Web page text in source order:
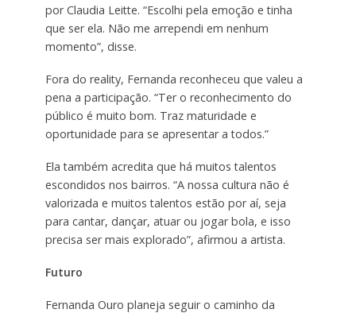
por Claudia Leitte. “Escolhi pela emoção e tinha
que ser ela. Não me arrependi em nenhum
momento”, disse.
Fora do reality, Fernanda reconheceu que valeu a
pena a participação. “Ter o reconhecimento do
público é muito bom. Traz maturidade e
oportunidade para se apresentar a todos.”
Ela também acredita que há muitos talentos
escondidos nos bairros. “A nossa cultura não é
valorizada e muitos talentos estão por aí, seja
para cantar, dançar, atuar ou jogar bola, e isso
precisa ser mais explorado”, afirmou a artista.
Futuro
Fernanda Ouro planeja seguir o caminho da